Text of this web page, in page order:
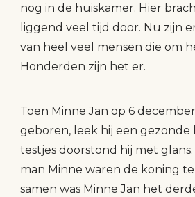
nog in de huiskamer. Hier
liggend veel tijd door. Nu zijn
van heel veel mensen die om
Honderden zijn het er.
Toen Minne Jan op 6
geboren, leek hij een gezonde
testjes doorstond hij met
man Minne waren de koning
samen was Minne Jan het